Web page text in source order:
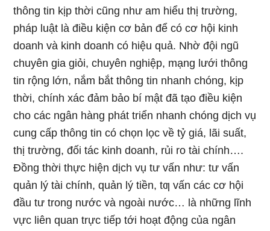
thông tin kịp thời cũng như am hiểu thị trường,
pháp luật là điều kiện cơ bản để có cơ hội kinh
doanh và kinh doanh có hiệu quả. Nhờ đội ngũ
chuyên gia giỏi, chuyên nghiệp, mạng lưới thông
tin rộng lớn, nắm bắt thông tin nhanh chóng, kịp
thời, chính xác đảm bảo bí mật đã tạo điều kiện
cho các ngân hàng phát triển nhanh chóng dịch vụ
cung cấp thông tin có chọn lọc về tỷ giá, lãi suất,
thị trường, đối tác kinh doanh, rủi ro tài chính….
Đồng thời thực hiện dịch vụ tư vấn như: tư vấn
quản lý tài chính, quản lý tiền, tƣ vấn các cơ hội
đầu tư trong nước và ngoài nước… là những lĩnh
vực liên quan trực tiếp tới hoạt động của ngân